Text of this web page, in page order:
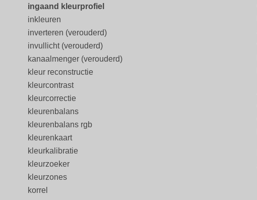
ingaand kleurprofiel
inkleuren
inverteren (verouderd)
invullicht (verouderd)
kanaalmenger (verouderd)
kleur reconstructie
kleurcontrast
kleurcorrectie
kleurenbalans
kleurenbalans rgb
kleurenkaart
kleurkalibratie
kleurzoeker
kleurzones
korrel